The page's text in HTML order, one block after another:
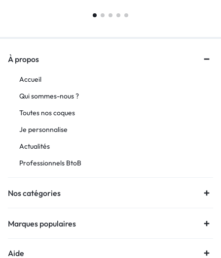
À propos
Accueil
Qui sommes-nous ?
Toutes nos coques
Je personnalise
Actualités
Professionnels BtoB
Nos catégories
Marques populaires
Aide